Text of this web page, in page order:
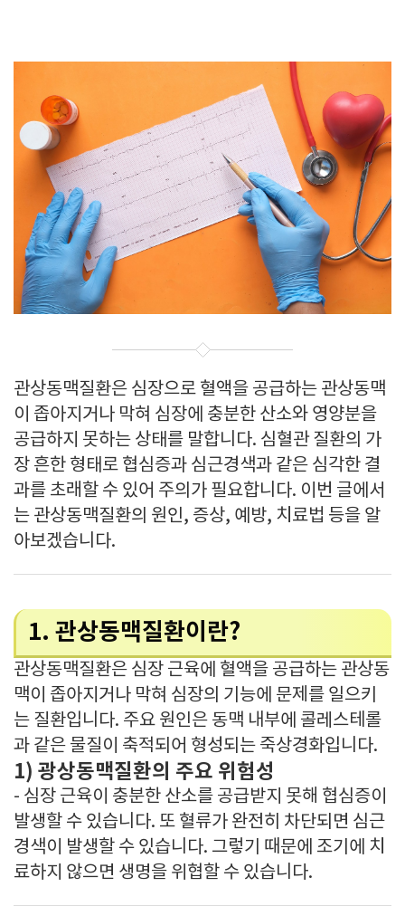
관상동맥질환은 심장으로 혈액을 공급하는 관상동맥
이 좁아지거나 막혀 심장에 충분한 산소와 영양분을
공급하지 못하는 상태를 말합니다. 심혈관 질환의 가
장 흔한 형태로 협심증과 심근경색과 같은 심각한 결
과를 초래할 수 있어 주의가 필요합니다. 이번 글에서
는 관상동맥질환의 원인, 증상, 예방, 치료법 등을 알
아보겠습니다.
1. 관상동맥질환이란?
관상동맥질환은 심장 근육에 혈액을 공급하는 관상동
맥이 좁아지거나 막혀 심장의 기능에 문제를 일으키
는 질환입니다. 주요 원인은 동맥 내부에 콜레스테롤
과 같은 물질이 축적되어 형성되는 죽상경화입니다.
1) 광상동맥질환의 주요 위험성
- 심장 근육이 충분한 산소를 공급받지 못해 협심증이
발생할 수 있습니다. 또 혈류가 완전히 차단되면 심근
경색이 발생할 수 있습니다. 그렇기 때문에 조기에 치
료하지 않으면 생명을 위협할 수 있습니다.